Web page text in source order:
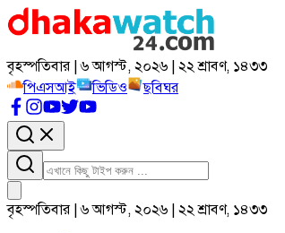
বৃহস্পতিবার | ৬ আগস্ট, ২০২৬ | ২২ শ্রাবণ, ১৪৩৩
পিএসআই
ভিডিও ছবিঘর
বৃহস্পতিবার | ৬ আগস্ট, ২০২৬ | ২২ শ্রাবণ, ১৪৩৩